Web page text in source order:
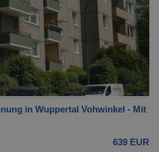
in Wuppertal Vohwinkel - Mit
639 EUR